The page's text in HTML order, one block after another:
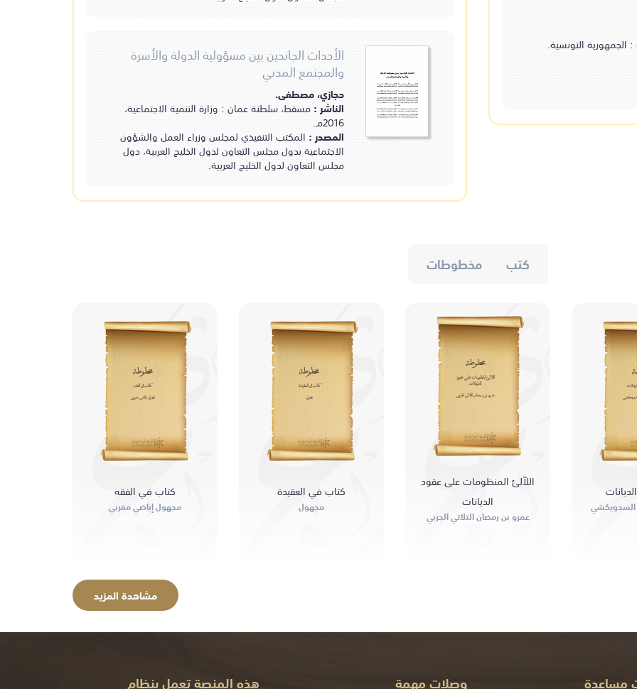
المنح الالهيات شرح دلائل الخيرات
المصدر : المكتبة البارونية، جربة : الجمهورية التونسية. : الجمهورية التونسية. الأحداث الجانحين بين مسؤولية الدولة والأسرة
والمجتمع المدني
حجازي، مصطفى.
الناشر :مسقط، سلطنة عمان : وزارة التنمية الاجتماعية،
2016مـ.
المصدر : المكتب التنفيذي لمجلس وزراء العمل والشؤون
الاجتماعية بدول مجلس التعاون لدول الخليج العربية، دول
مجلس التعاون لدول الخليج العربية.
جربة : الجمهورية التونسية.
كتب مخطوطات
مخطوطة
كتاب في الفقه
مجهول إباضي مغربي
كتاب في الفقه
مجهول إباضي مغربي
مخطوطة
كتاب في العقيدة
مجهول
كتاب في العقيدة
مجهول
مخطوطة
اللآلئ المنظومات على عقود
الديانات
عمرو بن رمضان التلاتي الجربي
اللآلئ المنظومات على عقود
الديانات
عمرو بن رمضان التلاتي الجربي
السدويكشي
مشاهدة المزيد
مساعدة وصلات مهمة هذه المنصة تعمل بنظام